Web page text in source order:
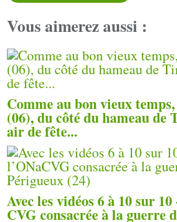
Vous aimerez aussi :
Comme au bon vieux
(06), du côté du hameau de
air de fête...
Avec les vidéos 6 à 10 sur
CVG consacrée à la guerre